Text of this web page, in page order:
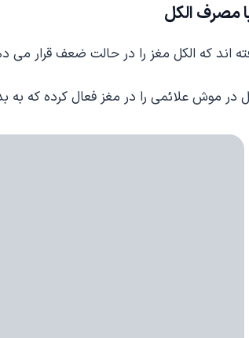
مصرف الکل
اند که الکل مغز را در حالت ضعف قرار
در موش علائمی را در مغز فعال کرده که به